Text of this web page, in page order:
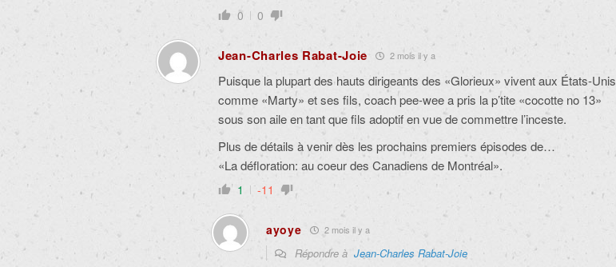
0 0
Jean-Charles Rabat-Joie 2 mois il y a
Puisque la plupart des hauts dirigeants des «Glorieux» vivent aux États-Unis
comme «Marty» et ses fils, coach pee-wee a pris la p’tite «cocotte no 13»
sous son aile en tant que fils adoptif en vue de commettre l’inceste.
Plus de détails à venir dès les prochains premiers épisodes de…
«La défloration: au coeur des Canadiens de Montréal».
1 -11
ayoye 2 mois il y a
Répondre à Jean-Charles Rabat-Joie